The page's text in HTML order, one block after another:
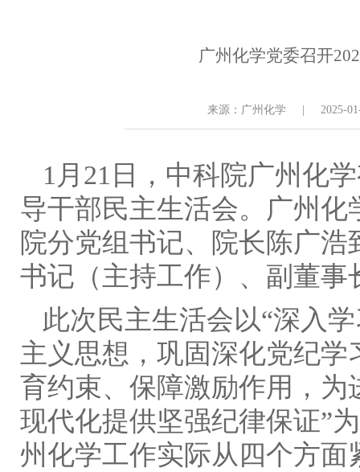
广州化学党委召开
来源：广州化学 2025-
1月21日，中科院广州化
导干部民主生活会。广州
院分党组书记、院长陈广
书记（主持工作）、副董
此次民主生活会以“深入
主义思想，巩固深化党纪
育约束、保障激励作用，
现代化提供坚强纪律保证”
州化学工作实际从四个方